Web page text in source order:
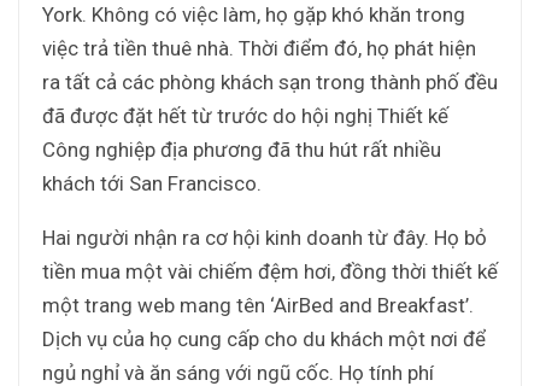
York. Không có việc làm, họ gặp khó khăn trong
việc trả tiền thuê nhà. Thời điểm đó, họ phát hiện
ra tất cả các phòng khách sạn trong thành phố đều
đã được đặt hết từ trước do hội nghị Thiết kế
Công nghiệp địa phương đã thu hút rất nhiều
khách tới San Francisco.
Hai người nhận ra cơ hội kinh doanh từ đây. Họ bỏ
tiền mua một vài chiếm đệm hơi, đồng thời thiết kế
một trang web mang tên ‘AirBed and Breakfast’.
Dịch vụ của họ cung cấp cho du khách một nơi để
ngủ nghỉ và ăn sáng với ngũ cốc. Họ tính phí